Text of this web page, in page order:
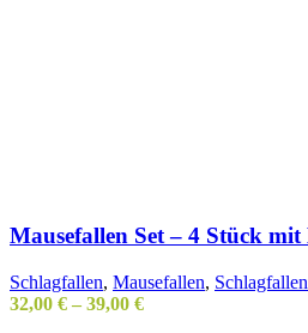
Mausefallen Set – 4 Stück
Schlagfallen, Mausefallen,
32,00 € – 39,00 €